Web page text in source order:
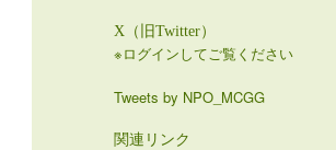
X（旧Twitter）
※ログインしてご覧ください
Tweets by NPO_MCGG
関連リンク